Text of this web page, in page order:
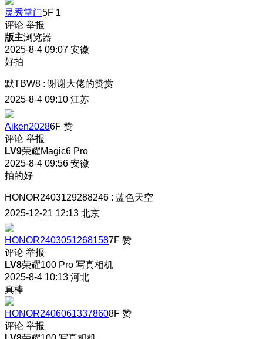
灵秀掌门5F 1
评论 举报
版主浏览器
2025-8-4 09:07 安徽
好拍
默TBW8 : 谢谢大佬的赞赏
2025-8-4 09:10 江苏
Aiken20286F 赞
评论 举报
LV9荣耀Magic6 Pro
2025-8-4 09:56 安徽
拍的好
HONOR2403129288246 : 蓝色天空
2025-12-21 12:13 北京
HONOR24030512681587F 赞
评论 举报
LV8荣耀100 Pro 写真相机
2025-8-4 10:13 河北
真棒
HONOR24060613378608F 赞
评论 举报